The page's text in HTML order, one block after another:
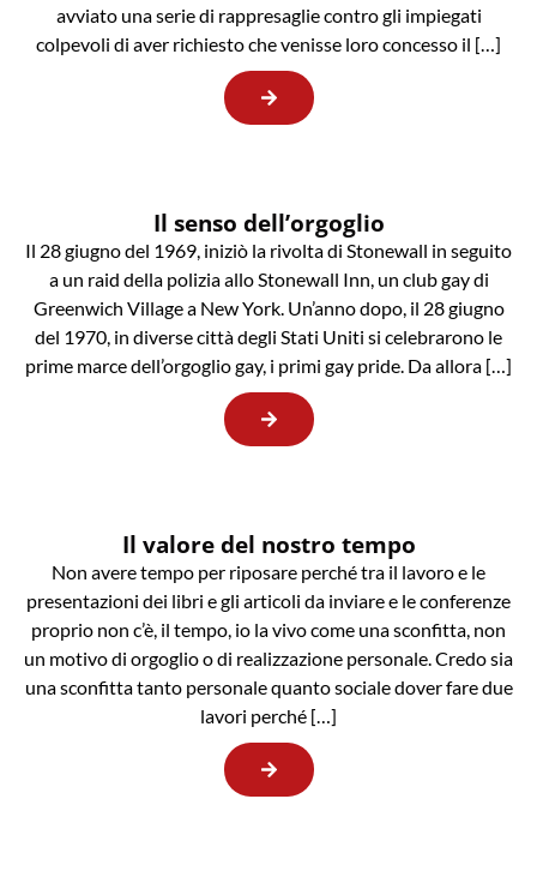
avviato una serie di rappresaglie contro gli impiegati
colpevoli di aver richiesto che venisse loro concesso il […]
Il senso dell’orgoglio
Il 28 giugno del 1969, iniziò la rivolta di Stonewall in seguito
a un raid della polizia allo Stonewall Inn, un club gay di
Greenwich Village a New York. Un’anno dopo, il 28 giugno
del 1970, in diverse città degli Stati Uniti si celebrarono le
prime marce dell’orgoglio gay, i primi gay pride. Da allora […]
Il valore del nostro tempo
Non avere tempo per riposare perché tra il lavoro e le
presentazioni dei libri e gli articoli da inviare e le conferenze
proprio non c’è, il tempo, io la vivo come una sconfitta, non
un motivo di orgoglio o di realizzazione personale. Credo sia
una sconfitta tanto personale quanto sociale dover fare due
lavori perché […]